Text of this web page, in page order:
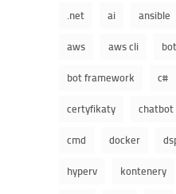
.net ai ansible
aws aws cli
bot framework c#
certyfikaty chatbot
cmd docker
hyperv kontenery